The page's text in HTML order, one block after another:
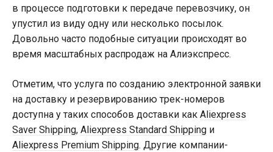
в процессе подготовки к передаче перевозчику, он
упустил из виду одну или несколько посылок.
Довольно часто подобные ситуации происходят во
время масштабных распродаж на Алиэкспресс.
Отметим, что услуга по созданию электронной заявки
на доставку и резервированию трек-номеров
доступна у таких способов доставки как Aliexpress
Saver Shipping, Aliexpress Standard Shipping и
Aliexpress Premium Shipping. Другие компании-